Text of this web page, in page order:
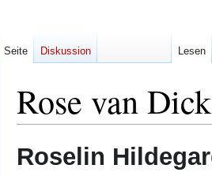
Rose van Dick
Zur
Navigation
Zur
Suche
Roselin
Seite Diskussion Lesen